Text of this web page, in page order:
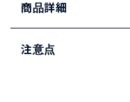
商品詳細
注意点